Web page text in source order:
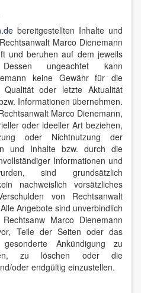
bereitgestellten Inhalte und
Marco Dienemann
und beruhen auf dem jeweils
ungeachtet kann
keine Gewähr für die
Qualität oder letzte Aktualität
Informationen übernehmen.
Marco Dienemann,
oder ideeller Art beziehen,
oder Nichtnutzung der
und Inhalte bzw. durch die
Informationen und
sind grundsätzlich
nachweislich vorsätzliches
von Rechtsanwalt
Angebote sind unverbindlich
Marco Dienemann
Teile der Seiten oder das
Ankündigung zu
zu löschen oder die
oder endgültig einzustellen.